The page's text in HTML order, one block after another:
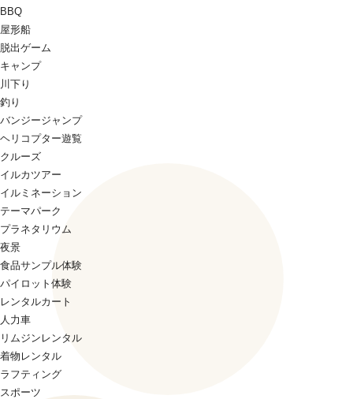
BBQ
屋形船
脱出ゲーム
キャンプ
川下り
釣り
バンジージャンプ
ヘリコプター遊覧
クルーズ
イルカツアー
イルミネーション
テーマパーク
プラネタリウム
夜景
食品サンプル体験
パイロット体験
レンタルカート
人力車
リムジンレンタル
着物レンタル
ラフティング
スポーツ